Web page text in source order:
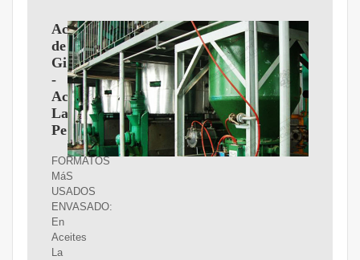
Aceite
de
Girasol
-
Aceites
La
Pedriza
FORMATOS
MáS
USADOS
ENVASADO:
En
Aceites
La